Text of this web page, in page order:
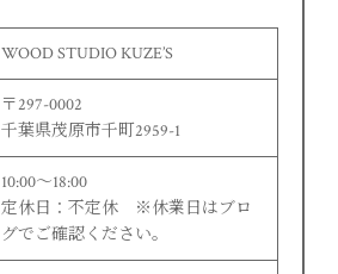
WOOD STUDIO KUZE’S
〒297-0002
千葉県茂原市千町2959-1
10:00〜18:00
定休日：不定休 ※休業日はブロ
グでご確認ください。